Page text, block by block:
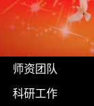
师资团队
科研工作